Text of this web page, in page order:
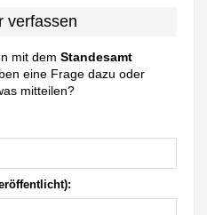
verfassen
mit demStandesamt
eine Frage dazu oder
mitteilen?